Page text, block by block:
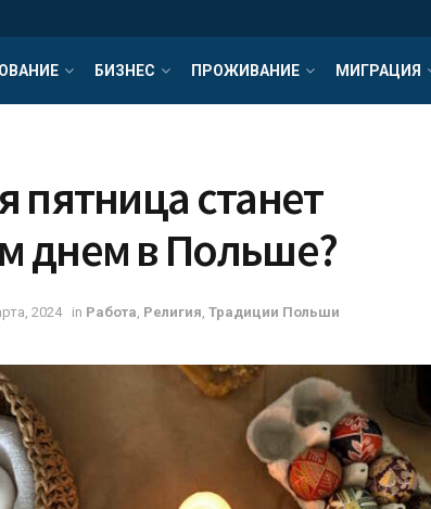
БИЗНЕС ПРОЖИВАНИЕ МИГРАЦИЯ
пятница станет
днем в Польше?
2024 in Работа Религия Традиции Польши